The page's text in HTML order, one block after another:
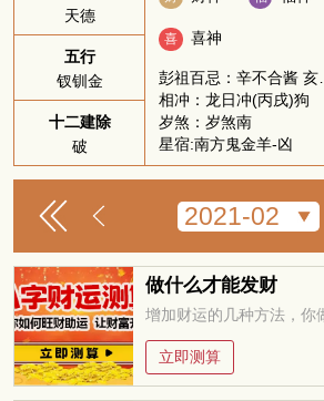
天德
五行
钗钏金
十二建除
破
喜 喜神
彭祖
相冲：龙日冲(丙戌)狗
岁煞：岁煞南
星宿:南方鬼金羊-凶
做什么才能发财
增加财运的几种方法，你
立即测算